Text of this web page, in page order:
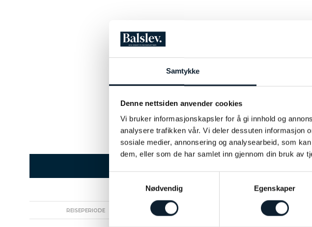
Samtykke
Denne nettsiden anvender cookies
Vi bruker informasjonskapsler for å gi innhold og
analysere trafikken vår. Vi deler dessuten informasjon
sosiale medier, annonsering og analysearbeid, som
dem, eller som de har samlet inn gjennom din bruk av
Samtykkevalg
Nødvendig
Egenskaper
REISEPERIODE